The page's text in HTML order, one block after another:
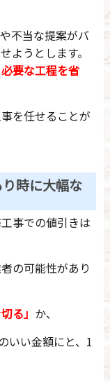
不当な提案がバ
ようとします。
要な工程を省
を任せることが
時に大幅な
事での値引きは
の可能性があり
る」 か、
いい金額にと、1